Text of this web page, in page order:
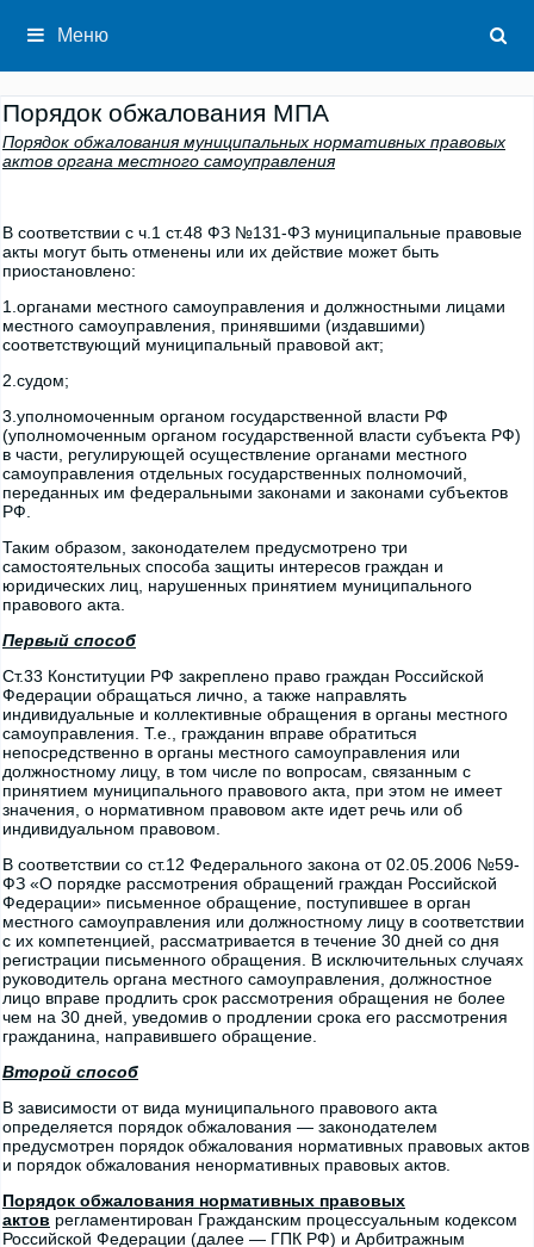
содержимому
Меню
Порядок обжалования МПА
Порядок обжалования муниципальных нормативных правовых
актов органа местного самоуправления
В соответствии с ч.1 ст.48 ФЗ №131-ФЗ муниципальные правовые
акты могут быть отменены или их действие может быть
приостановлено:
1.органами местного самоуправления и должностными лицами
местного самоуправления, принявшими (издавшими)
соответствующий муниципальный правовой акт;
2.судом;
3.уполномоченным органом государственной власти РФ
(уполномоченным органом государственной власти субъекта РФ)
в части, регулирующей осуществление органами местного
самоуправления отдельных государственных полномочий,
переданных им федеральными законами и законами субъектов
РФ.
Таким образом, законодателем предусмотрено три
самостоятельных способа защиты интересов граждан и
юридических лиц, нарушенных принятием муниципального
правового акта.
Первый способ
Ст.33 Конституции РФ закреплено право граждан Российской
Федерации обращаться лично, а также направлять
индивидуальные и коллективные обращения в органы местного
самоуправления. Т.е., гражданин вправе обратиться
непосредственно в органы местного самоуправления или
должностному лицу, в том числе по вопросам, связанным с
принятием муниципального правового акта, при этом не имеет
значения, о нормативном правовом акте идет речь или об
индивидуальном правовом.
В соответствии со ст.12 Федерального закона от 02.05.2006 №59-
ФЗ «О порядке рассмотрения обращений граждан Российской
Федерации» письменное обращение, поступившее в орган
местного самоуправления или должностному лицу в соответствии
с их компетенцией, рассматривается в течение 30 дней со дня
регистрации письменного обращения. В исключительных случаях
руководитель органа местного самоуправления, должностное
лицо вправе продлить срок рассмотрения обращения не более
чем на 30 дней, уведомив о продлении срока его рассмотрения
гражданина, направившего обращение.
Второй способ
В зависимости от вида муниципального правового акта
определяется порядок обжалования — законодателем
предусмотрен порядок обжалования нормативных правовых актов
и порядок обжалования ненормативных правовых актов.
Порядок обжалования нормативных правовых
актов регламентирован Гражданским процессуальным кодексом
Российской Федерации (далее — ГПК РФ) и Арбитражным